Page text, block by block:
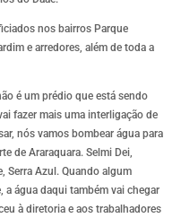
nos bairros Parque
e arredores, além de toda a
é um prédio que está sendo
fazer mais uma interligação de
nós vamos bombear água para
de Araraquara. Selmi Dei,
Serra Azul. Quando algum
água daqui também vai chegar
à diretoria e aos trabalhadores